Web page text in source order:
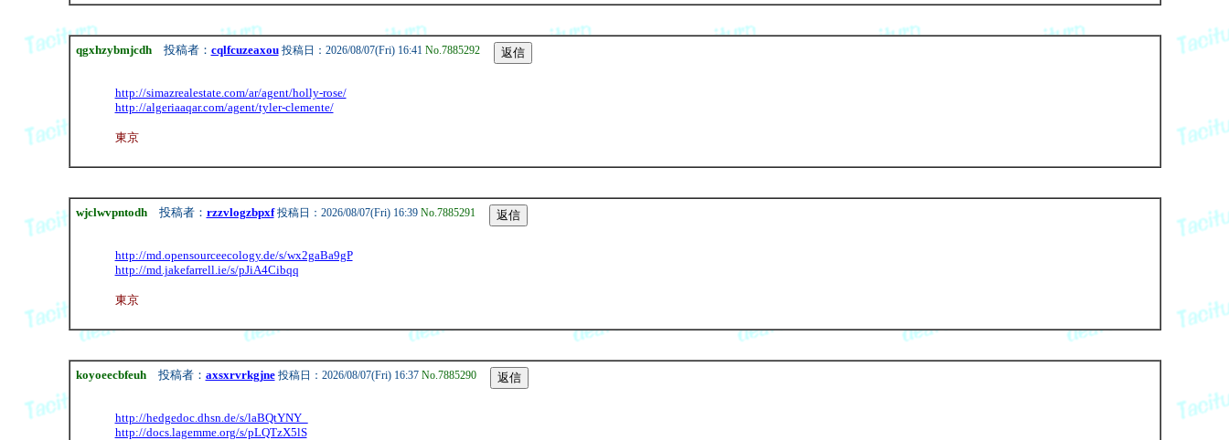
qgxhzybmjcdh投稿者： cqlfcuzeaxou 投稿日：2026/08/07(Fri) 16:41 No.7885292
http://simazrealestate.com/ar/agent/holly-rose/
http://algeriaaqar.com/agent/tyler-clemente/
東京
wjclwvpntodh投稿者： rzzvlogzbpxf 投稿日：2026/08/07(Fri) 16:39 No.7885291
http://md.opensourceecology.de/s/wx2gaBa9gP
http://md.jakefarrell.ie/s/pJiA4Cibqq
東京
koyoeecbfeuh投稿者： axsxrvrkgjne 投稿日：2026/08/07(Fri) 16:37 No.7885290
http://hedgedoc.dhsn.de/s/laBQtYNY_
http://docs.lagemme.org/s/pLQTzX5lS